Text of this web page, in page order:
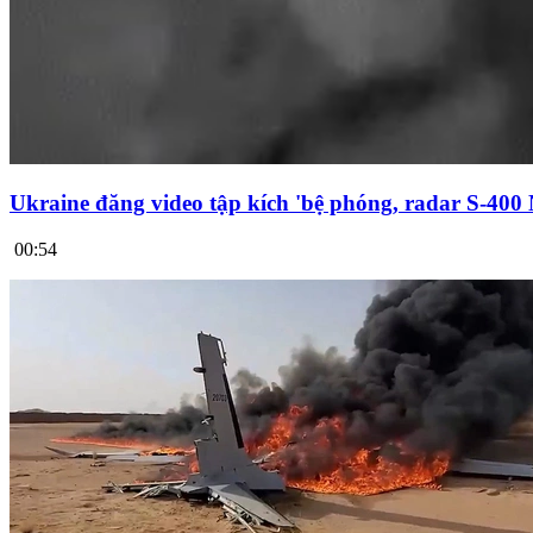
Ukraine đăng video tập kích 'bệ phóng, radar S-400
00:54